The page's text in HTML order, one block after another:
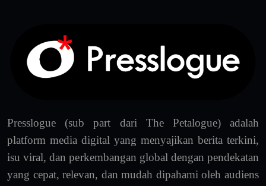
Presslogue (sub part dari The Petalogue) adalah
platform media digital yang menyajikan berita terkini,
isu viral, dan perkembangan global dengan pendekatan
yang cepat, relevan, dan mudah dipahami oleh audiens